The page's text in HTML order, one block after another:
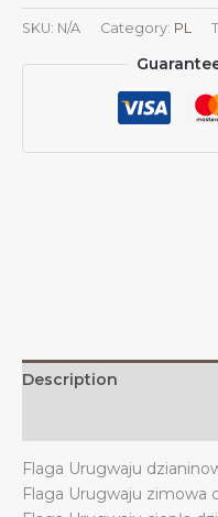
dzianinowa
czapka
beanie,
quantity
SKU: N/A Category: PL
Description
Flaga Urugwaju
Flaga Urugwaju zimowa